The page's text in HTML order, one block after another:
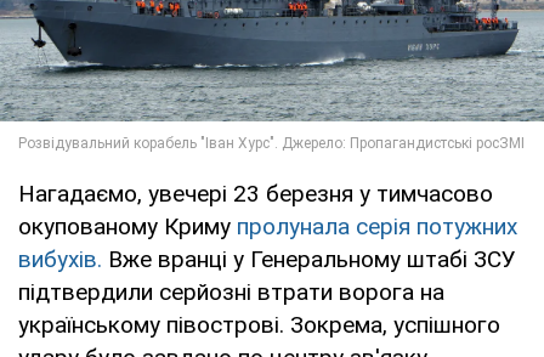
Нагадаємо, увечері 23 березня у тимчасово
окупованому Криму пролунала серія потужних
вибухів. Вже вранці у Генеральному штабі ЗСУ
підтвердили серйозні втрати ворога на
українському півострові. Зокрема, успішного